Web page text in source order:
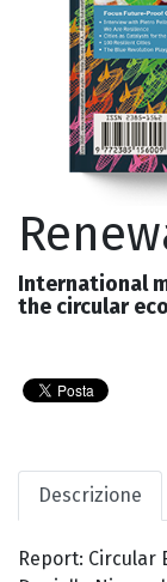
International
the circular
Descrizione
Report: Circular